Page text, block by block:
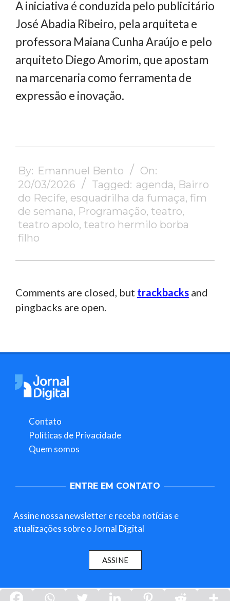
A iniciativa é conduzida pelo publicitário
José Abadia Ribeiro, pela arquiteta e
professora Maiana Cunha Araújo e pelo
arquiteto Diego Amorim, que apostam
na marcenaria como ferramenta de
expressão e inovação.
03-
20
By: Emannuel Bento
On:
20/03/2026
Tagged: agenda, Bairro
do Recife, esquadrilha da fumaça, fim
de semana, Programação, teatro,
teatro apolo, teatro hermilo borba
filho
Comments are closed, but trackbacks and
pingbacks are open.
Contato
Políticas de Privacidade
Quem somos
ENTRE EM CONTATO
Assine nossa newsletter e receba notícias e
atualizações sobre o Jornal Digital
ASSINE